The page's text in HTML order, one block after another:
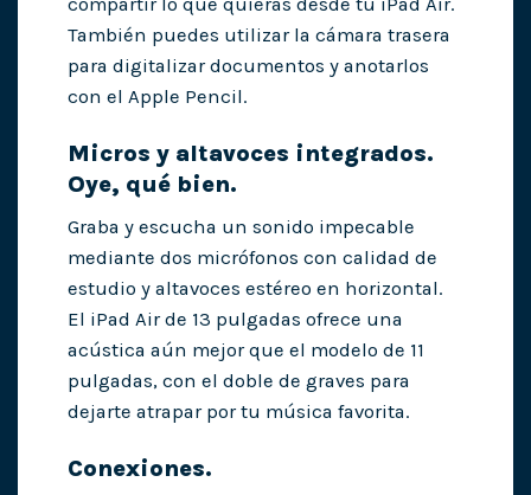
También puedes utilizar la cámara trasera
para digitalizar documentos y anotarlos
con el Apple Pencil.
Micros y altavoces integrados.
Oye, qué bien.
Graba y escucha un sonido impecable
mediante dos micrófonos con calidad de
estudio y altavoces estéreo en horizontal.
El iPad Air de 13 pulgadas ofrece una
acústica aún mejor que el modelo de 11
pulgadas, con el doble de graves para
dejarte atrapar por tu música favorita.
Conexiones.